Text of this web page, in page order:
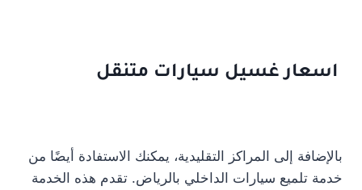
اسعار غسيل سيارات متنقل
بالإضافة إلى المراكز التقليدية، يمكنك الاستفادة أيضًا من
خدمة تلميع سيارات الداخلي بالرياض. تقدم هذه الخدمة